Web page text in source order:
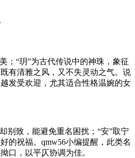
；“玥”为古代传说中的神珠，象征
有清雅之风，又不失灵动之气。说
发受欢迎，尤其适合性格温婉的女
别致，能避免重名困扰；“安”取宁
的祝福。qmw56小编提醒，此类名
口，以平仄协调为佳。